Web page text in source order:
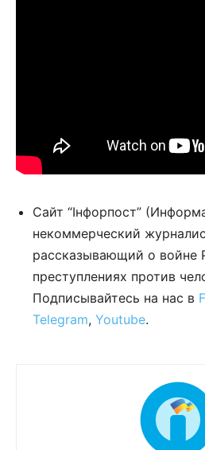
Сайт “Інфорпост”
некоммерческий
рассказывающий о войне
преступлениях против
Подписывайтесь на нас в
Telegram, Youtube.